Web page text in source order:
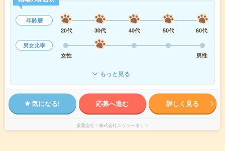
年齢層
20代
30代 40代 50代
60代
男女比率
女性
男性
もっと見る
気になる! 応募へ進む 詳しく見る
派遣会社 株式会社ニッソーネット